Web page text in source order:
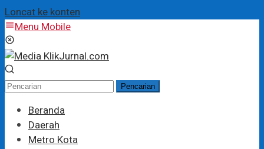
Loncat ke konten
Menu Mobile
Pencarian
Beranda
Daerah
Metro Kota